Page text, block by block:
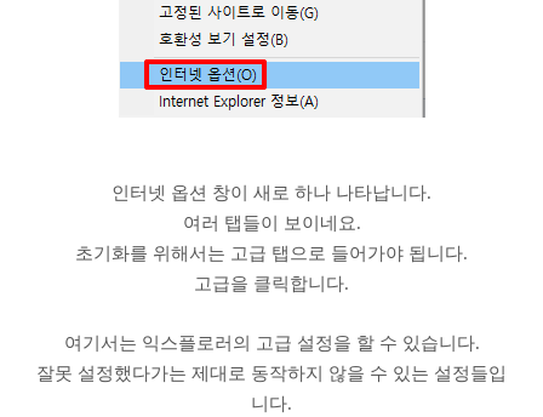
인터넷 옵션 창이 새로 하나 나타납니다.
여러 탭들이 보이네요.
초기화를 위해서는 고급 탭으로 들어가야 됩니다.
고급을 클릭합니다.
여기서는 익스플로러의 고급 설정을 할 수 있습니다.
잘못 설정했다가는 제대로 동작하지 않을 수 있는 설정들입
니다.